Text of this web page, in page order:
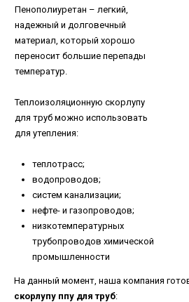
Пенополиуретан – легкий,
надежный и долговечный
материал, который хорошо
переносит большие перепады
температур.
Теплоизоляционную скорлупу
для труб можно использовать
для утепления:
теплотрасс;
водопроводов;
систем канализации;
нефте- и газопроводов;
низкотемпературных
трубопроводов химической
промышленности
На данный момент, наша компания
скорлупу ппу для труб: